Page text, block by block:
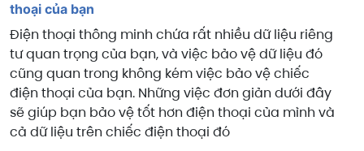
thoại của bạn
Điện thoại thông minh chứa rất nhiều dữ liệu riêng
tư quan trọng của bạn, và việc bảo vệ dữ liệu đó
cũng quan trong không kém việc bảo vệ chiếc
điện thoại của bạn. Những việc đơn giản dưới đây
sẽ giúp bạn bảo vệ tốt hơn điện thoại của mình và
cả dữ liệu trên chiếc điện thoại đó